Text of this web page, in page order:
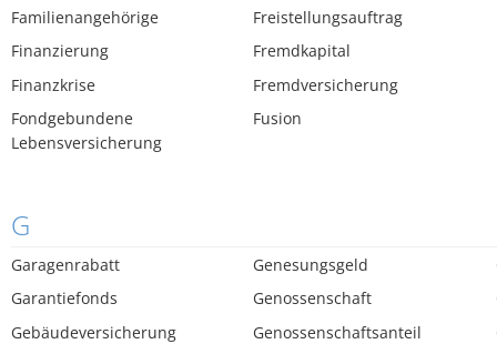
Familienangehörige
Finanzierung
Finanzkrise
Fondgebundene
Lebensversicherung
Freistellungsauftrag
Fremdkapital
Fremdversicherung
Fusion
G
Garagenrabatt
Garantiefonds
Gebäudeversicherung
Genesungsgeld
Genossenschaft
Genossenschaftsanteil